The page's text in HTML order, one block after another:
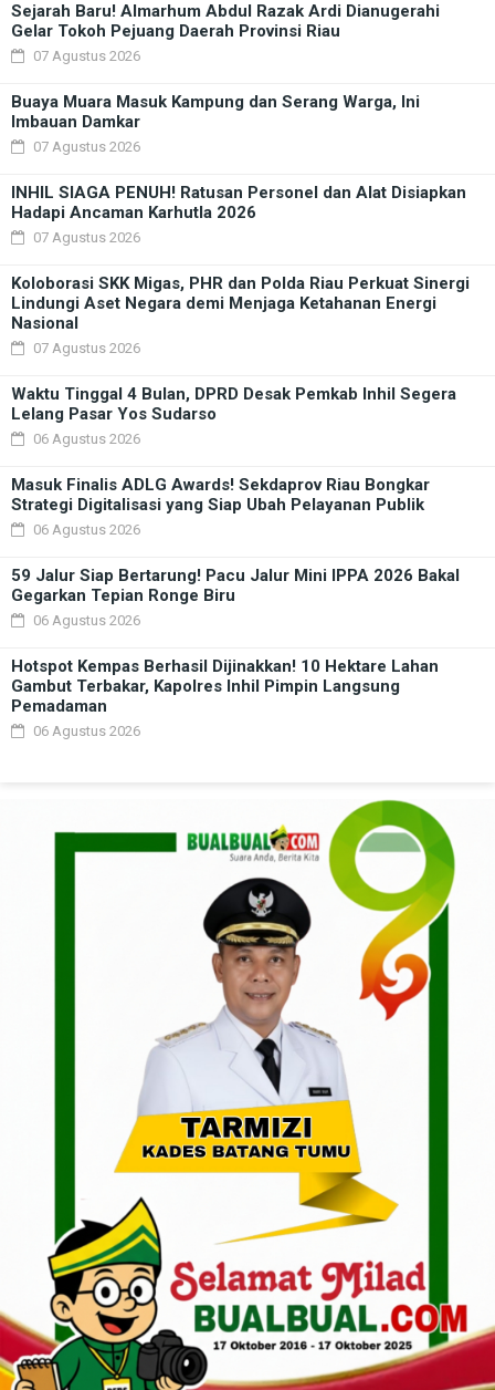
Sejarah Baru! Almarhum Abdul Razak Ardi Dianugerahi
Gelar Tokoh Pejuang Daerah Provinsi Riau
07 Agustus 2026
Buaya Muara Masuk Kampung dan Serang Warga, Ini
Imbauan Damkar
07 Agustus 2026
INHIL SIAGA PENUH! Ratusan Personel dan Alat Disiapkan
Hadapi Ancaman Karhutla 2026
07 Agustus 2026
Koloborasi SKK Migas, PHR dan Polda Riau Perkuat Sinergi
Lindungi Aset Negara demi Menjaga Ketahanan Energi
Nasional
07 Agustus 2026
Waktu Tinggal 4 Bulan, DPRD Desak Pemkab Inhil Segera
Lelang Pasar Yos Sudarso
06 Agustus 2026
Masuk Finalis ADLG Awards! Sekdaprov Riau Bongkar
Strategi Digitalisasi yang Siap Ubah Pelayanan Publik
06 Agustus 2026
59 Jalur Siap Bertarung! Pacu Jalur Mini IPPA 2026 Bakal
Gegarkan Tepian Ronge Biru
06 Agustus 2026
Hotspot Kempas Berhasil Dijinakkan! 10 Hektare Lahan
Gambut Terbakar, Kapolres Inhil Pimpin Langsung
Pemadaman
06 Agustus 2026